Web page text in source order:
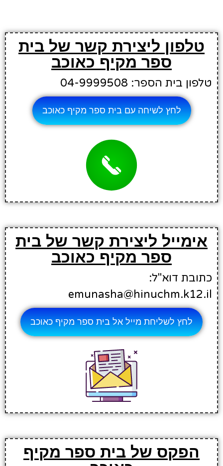
טלפון ליצירת קשר של בית
ספר מקיף כאוכב
טלפון בית הספר: 04-9999508
לחץ לשיחה עם בית ספר מקיף כאוכב
אימייל ליצירת קשר של בית
ספר מקיף כאוכב
כתובת דוא"ל:
emunasha@hinuchm.k12.il
לחץ לשליחת מייל אל בית ספר מקיף כאוכב
הפקס של בית ספר מקיף